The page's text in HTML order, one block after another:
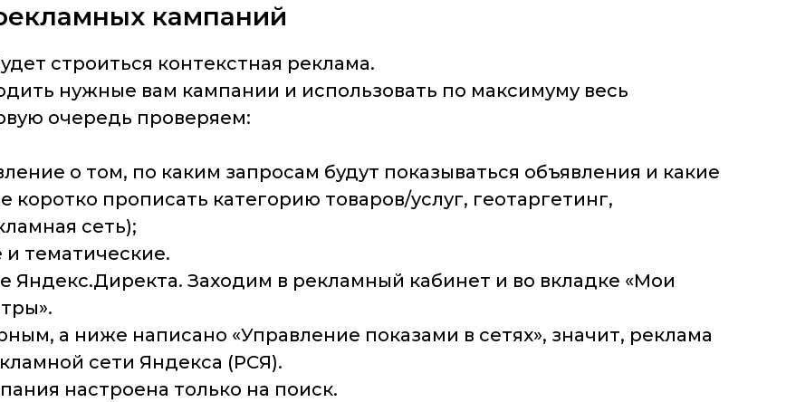
кампаний
строиться контекстная реклама.
нужные вам кампании и использовать по максимуму весь
очередь проверяем:
о том, по каким запросам будут показываться объявления и какие
прописать категорию товаров/услуг, геотаргетинг,
сеть);
тематические.
Яндекс.Директа. Заходим в рекламный кабинет и во вкладке «Мои
а ниже написано «Управление показами в сетях», значит, реклама
сети Яндекса (РСЯ).
настроена только на поиск.